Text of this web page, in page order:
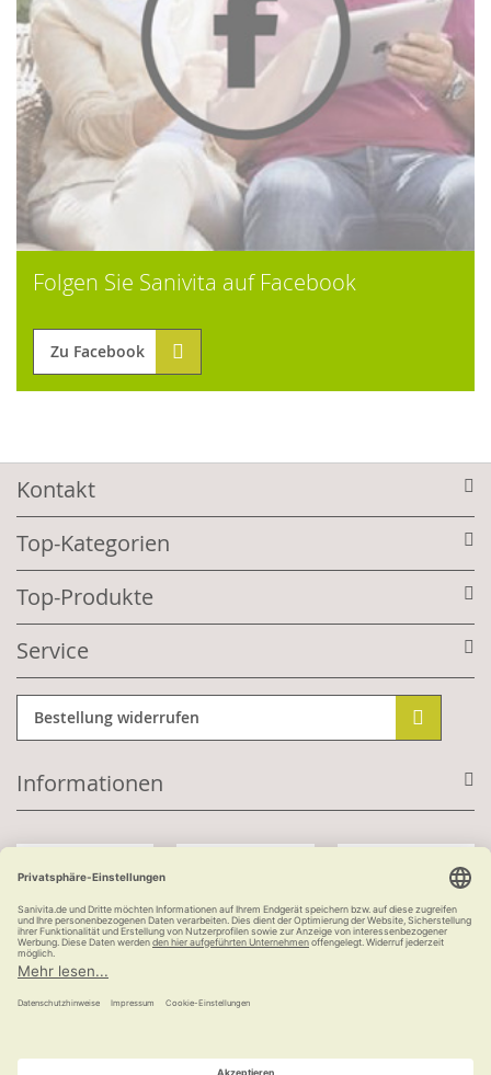
Folgen Sie Sanivita auf Facebook
Zu Facebook
Kontakt
Top-Kategorien
Top-Produkte
Service
Bestellung widerrufen
Informationen
Kauf auf Rechnung